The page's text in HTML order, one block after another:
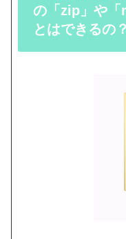
の「zip」や「
とはできるの？